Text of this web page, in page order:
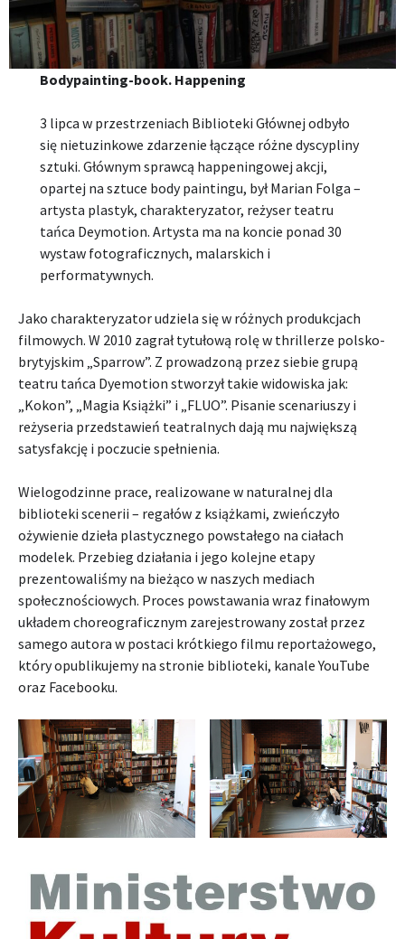
Bodypainting-book. Happening
3 lipca w przestrzeniach Biblioteki Głównej odbyło
się nietuzinkowe zdarzenie łączące różne dyscypliny
sztuki. Głównym sprawcą happeningowej akcji,
opartej na sztuce body paintingu, był Marian Folga –
artysta plastyk, charakteryzator, reżyser teatru
tańca Deymotion. Artysta ma na koncie ponad 30
wystaw fotograficznych, malarskich i
performatywnych.
Jako charakteryzator udziela się w różnych produkcjach
filmowych. W 2010 zagrał tytułową rolę w thrillerze polsko-
brytyjskim „Sparrow”. Z prowadzoną przez siebie grupą
teatru tańca Dyemotion stworzył takie widowiska jak:
„Kokon”, „Magia Książki” i „FLUO”. Pisanie scenariuszy i
reżyseria przedstawień teatralnych dają mu największą
satysfakcję i poczucie spełnienia.
Wielogodzinne prace, realizowane w naturalnej dla
biblioteki scenerii – regałów z książkami, zwieńczyło
ożywienie dzieła plastycznego powstałego na ciałach
modelek. Przebieg działania i jego kolejne etapy
prezentowaliśmy na bieżąco w naszych mediach
społecznościowych. Proces powstawania wraz finałowym
układem choreograficznym zarejestrowany został przez
samego autora w postaci krótkiego filmu reportażowego,
który opublikujemy na stronie biblioteki, kanale YouTube
oraz Facebooku.